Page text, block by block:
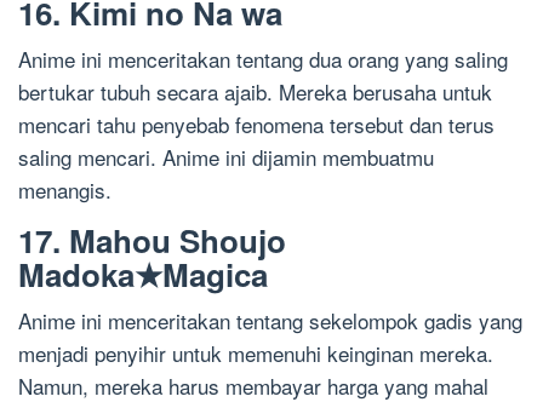
16. Kimi no Na wa
Anime ini menceritakan tentang dua orang yang saling
bertukar tubuh secara ajaib. Mereka berusaha untuk
mencari tahu penyebab fenomena tersebut dan terus
saling mencari. Anime ini dijamin membuatmu
menangis.
17. Mahou Shoujo
Madoka★Magica
Anime ini menceritakan tentang sekelompok gadis yang
menjadi penyihir untuk memenuhi keinginan mereka.
Namun, mereka harus membayar harga yang mahal